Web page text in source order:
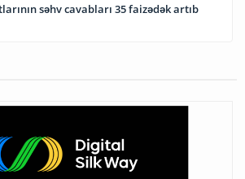
səhv cavabları 35 faizədək artıb